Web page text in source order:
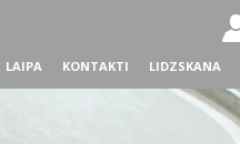
LAIPA KONTAKTI LIDZSKANA